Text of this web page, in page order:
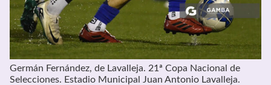
Germán Fernández, de Lavalleja. 21ª Copa Nacional de
Selecciones. Estadio Municipal Juan Antonio Lavalleja.